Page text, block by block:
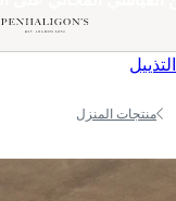
الانتقال إلى الترويسة
التذييل
منتجات المنزل